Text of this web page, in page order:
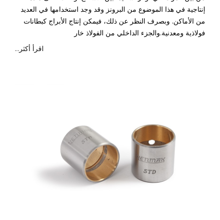
إنتاجية في هذا الموضوع من البرونز وقد وجد استخدامها في العديد
من الأماكن. وبصرف النظر عن ذلك، فيمكن إنتاج الأبراج كبطانات
فولاذية ومعدنية.والجزء الداخلي من الفولاذ خار
...اقرأ أكثر